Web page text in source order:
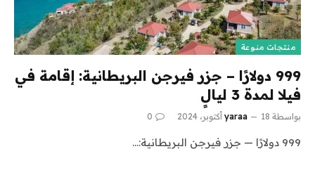
منتجات منوعة
999 دولارًا – جزر فيرجن البريطانية: إقامة في
فيلا لمدة 3 ليالٍ
بواسطة yaraa 18 أكتوبر، 2024 0
999 دولارًا — جزر فيرجن البريطانية:…